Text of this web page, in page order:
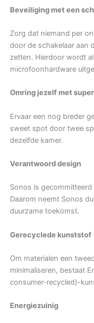
Beveiliging met een
Zorg dat niemand per
door de schakelaar aan
zetten. Hierdoor wordt
microfoonhardware
Omring jezelf met
Ervaar een nog breder
sweet spot door twee
dezelfde kamer.
Verantwoord design
Sonos is gecommitteerd
Daarom neemt Sonos
duurzame toekomst.
Gerecyclede kunststof
Om materialen een
minimaliseren, bestaat
consumer-recycled)-
Energiezuinig